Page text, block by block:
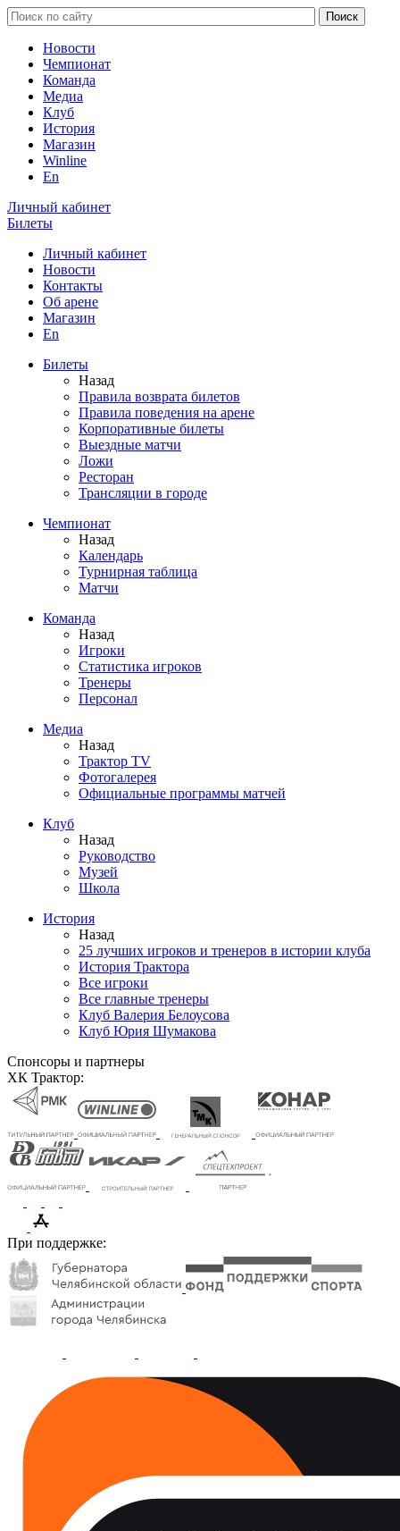
Новости
Чемпионат
Команда
Медиа
Клуб
История
Магазин
Winline
En
Личный кабинет
Билеты
Личный кабинет
Новости
Контакты
Об арене
Магазин
En
Билеты
Назад
Правила возврата билетов
Правила поведения на арене
Корпоративные билеты
Выездные матчи
Ложи
Ресторан
Трансляции в городе
Чемпионат
Назад
Календарь
Турнирная таблица
Матчи
Команда
Назад
Игроки
Статистика игроков
Тренеры
Персонал
Медиа
Назад
Трактор TV
Фотогалерея
Официальные программы матчей
Клуб
Назад
Руководство
Музей
Школа
История
Назад
25 лучших игроков и тренеров в истории клуба
История Трактора
Все игроки
Все главные тренеры
Клуб Валерия Белоусова
Клуб Юрия Шумакова
Спонсоры и партнеры
ХК Трактор:
При поддержке: